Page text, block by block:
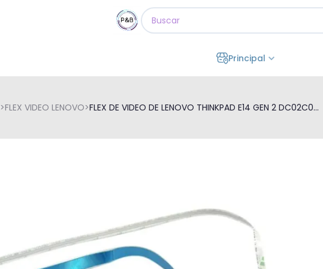
Principal
>FLEX VIDEO LENOVO>FLEX DE VIDEO DE LENOVO THINKPAD E14 GEN 2 DC02C0...